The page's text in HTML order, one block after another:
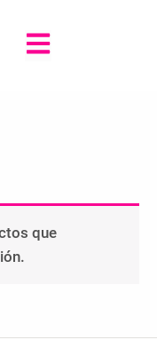
Main
que